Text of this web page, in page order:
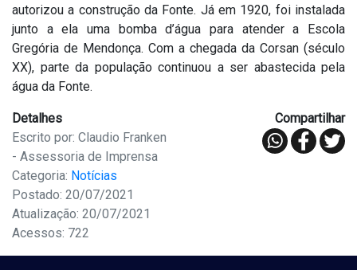
autorizou a construção da Fonte. Já em 1920, foi instalada
junto a ela uma bomba d’água para atender a Escola
Gregória de Mendonça. Com a chegada da Corsan (século
XX), parte da população continuou a ser abastecida pela
água da Fonte.
Detalhes
Escrito por: Claudio Franken
- Assessoria de Imprensa
Categoria: Notícias
Postado: 20/07/2021
Atualização: 20/07/2021
Acessos: 722
Compartilhar